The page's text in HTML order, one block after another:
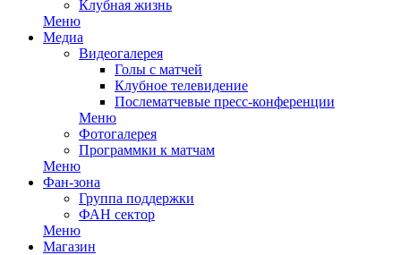
Клубная жизнь
Меню
Медиа
Видеогалерея
Голы с матчей
Клубное телевидение
Послематчевые пресс-конференции
Меню
Фотогалерея
Программки к матчам
Меню
Фан-зона
Группа поддержки
ФАН сектор
Меню
Магазин